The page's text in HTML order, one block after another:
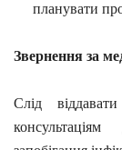
планувати
Звернення за
Слід